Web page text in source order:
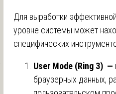
Для выработки
уровне системы может
специфических
User Mode (Ring 3) —
браузерных данных,